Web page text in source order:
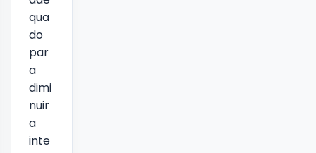
qua
do
par
a
dimi
nuir
a
inte